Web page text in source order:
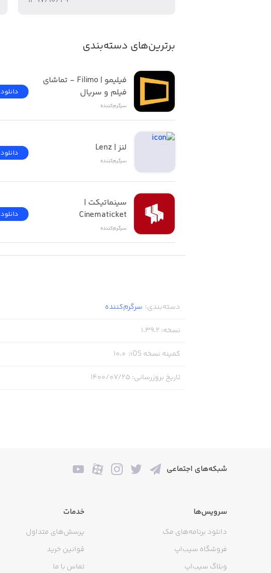
برترین‌های دسته‌بندی
فیلم و سریال
سرگرم‌کننده
دانلود
لنز | Lenz
سرگرم‌کننده
دانلود
Cinematicket
سرگرم‌کننده
دانلود
دسته‌بندی: سرگرم‌کننده
نسخه:
1.39.2
کمینه نسخه iOS :
10.0
تاریخ بروزرسانی: ۱۴۰۰/۰۷/۲۵
شبکه‌های اجتماعی
سرویس‌ها
دانلود برنامه‌های مک
فروشگاه سیب‌اپ
وبلاگ سیب‌اپ
خدمات
پرسش‌های متداول
قوانین خرید
تماس با ما